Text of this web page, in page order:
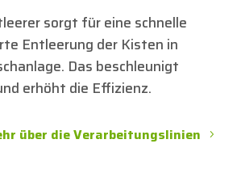
sorgt für eine schnelle
Entleerung der Kisten in
Das beschleunigt
erhöht die Effizienz.
über die Verarbeitungslinien